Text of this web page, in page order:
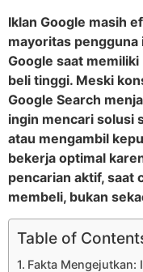
Iklan Google masih
mayoritas
Google saat
beli tinggi. Meski
Google Search
ingin mencari solusi
atau mengambil
bekerja optimal
pencarian aktif, saat
membeli, bukan
Table of
Fakta Mengejutkan: